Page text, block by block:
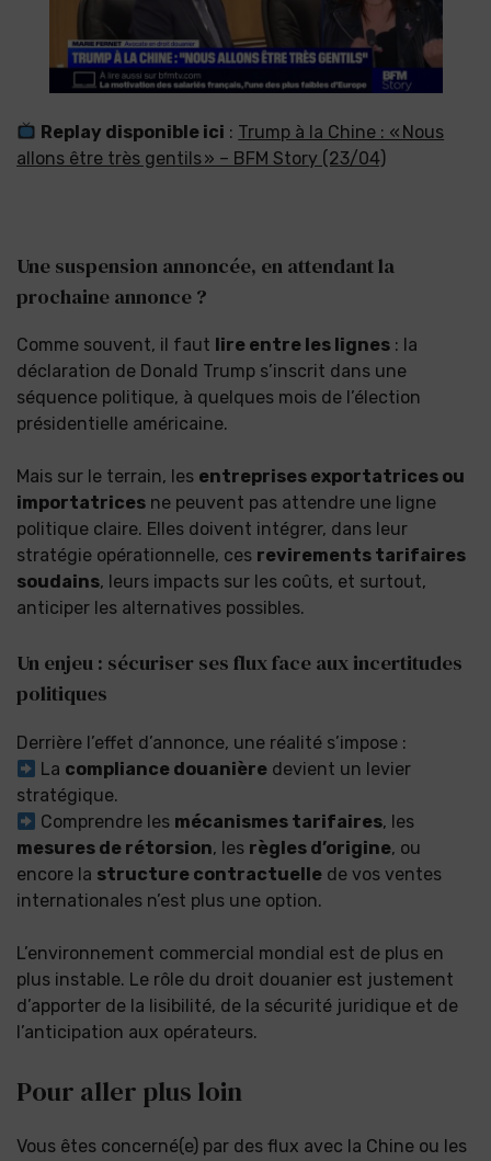
Replay disponible ici : Trump à la Chine : « Nous
allons être très gentils » – BFM Story (23/04)
Une suspension annoncée, en attendant la
prochaine annonce ?
Comme souvent, il faut lire entre les lignes : la
déclaration de Donald Trump s’inscrit dans une
séquence politique, à quelques mois de l’élection
présidentielle américaine.
Mais sur le terrain, les entreprises exportatrices ou
importatrices ne peuvent pas attendre une ligne
politique claire. Elles doivent intégrer, dans leur
stratégie opérationnelle, ces revirements tarifaires
soudains, leurs impacts sur les coûts, et surtout,
anticiper les alternatives possibles.
Un enjeu : sécuriser ses flux face aux incertitudes
politiques
Derrière l’effet d’annonce, une réalité s’impose :
La compliance douanière devient un levier
stratégique.
Comprendre les mécanismes tarifaires, les
mesures de rétorsion, les règles d’origine, ou
encore la structure contractuelle de vos ventes
internationales n’est plus une option.
L’environnement commercial mondial est de plus en
plus instable. Le rôle du droit douanier est justement
d’apporter de la lisibilité, de la sécurité juridique et de
l’anticipation aux opérateurs.
Pour aller plus loin
Vous êtes concerné(e) par des flux avec la Chine ou les